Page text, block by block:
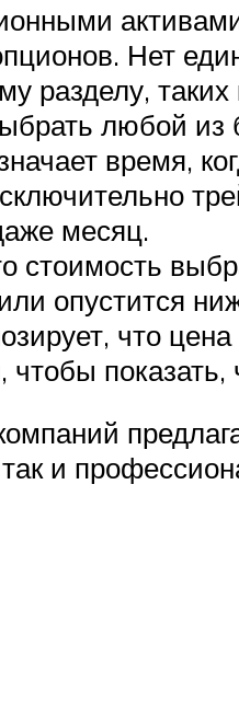
Нет
разделу,
любой из
время,
месяц.
стоимость
опустится
что
показать,
и